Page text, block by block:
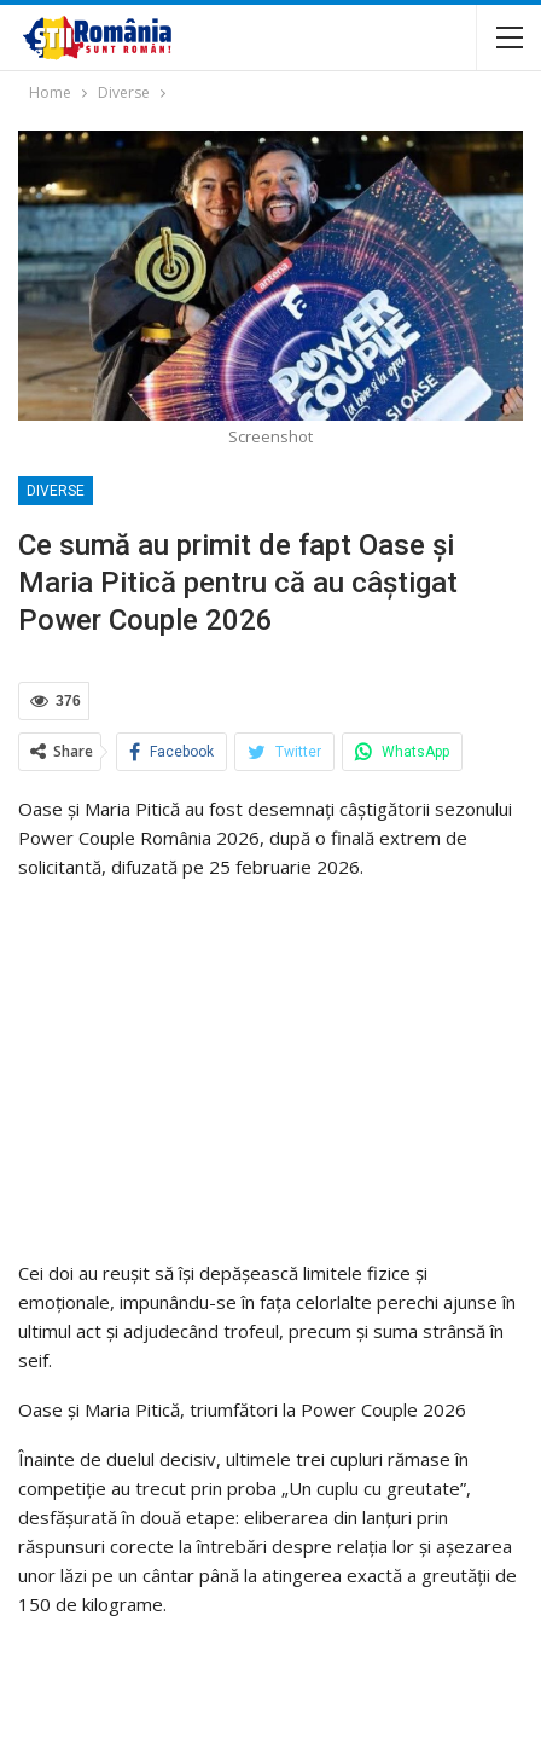
Home Diverse
Screenshot
DIVERSE
Ce sumă au primit de fapt Oase și
Maria Pitică pentru că au câștigat
Power Couple 2026
376
Share Facebook Twitter WhatsApp
Oase și Maria Pitică au fost desemnați câștigătorii sezonului
Power Couple România 2026, după o finală extrem de
solicitantă, difuzată pe 25 februarie 2026.
Cei doi au reușit să își depășească limitele fizice și
emoționale, impunându-se în fața celorlalte perechi ajunse în
ultimul act și adjudecând trofeul, precum și suma strânsă în
seif.
Oase și Maria Pitică, triumfători la Power Couple 2026
Înainte de duelul decisiv, ultimele trei cupluri rămase în
competiție au trecut prin proba „Un cuplu cu greutate”,
desfășurată în două etape: eliberarea din lanțuri prin
răspunsuri corecte la întrebări despre relația lor și așezarea
unor lăzi pe un cântar până la atingerea exactă a greutății de
150 de kilograme.